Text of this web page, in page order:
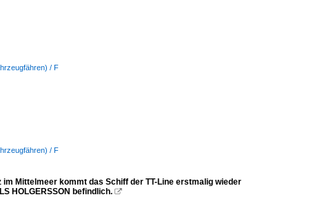
/ F
/ F
Mittelmeer kommt das Schiff der TT-Line erstmalig wieder
HOLGERSSON befindlich. 